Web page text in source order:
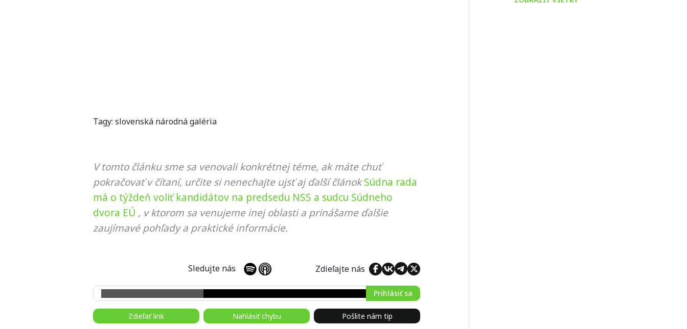
Tagy: slovenská národná galéria
V tomto článku sme sa venovali konkrétnej téme, ak máte chuť
pokračovať v čítaní, určite si nenechajte ujsť aj ďalší článok Súdna rada
má o týždeň voliť kandidátov na predsedu NSS a sudcu Súdneho
dvora EÚ , v ktorom sa venujeme inej oblasti a prinášame ďalšie
zaujímavé pohľady a praktické informácie.
Sledujte nás Zdieľajte nás
Prihlásiť sa
Zdieľať link Nahlásiť chybu Pošlite nám tip